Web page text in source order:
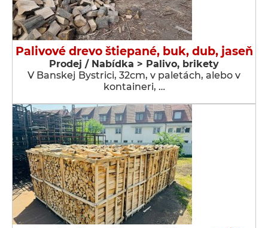
Palivové drevo štiepané, buk, dub, jaseň
Prodej / Nabídka > Palivo, brikety
V Banskej Bystrici, 32cm, v paletách, alebo v
kontaineri, …